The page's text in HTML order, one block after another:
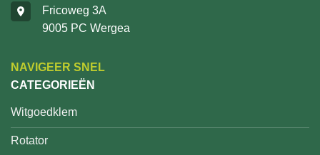
Fricoweg 3A
9005 PC Wergea
NAVIGEER SNEL
CATEGORIEËN
Witgoedklem
Rotator